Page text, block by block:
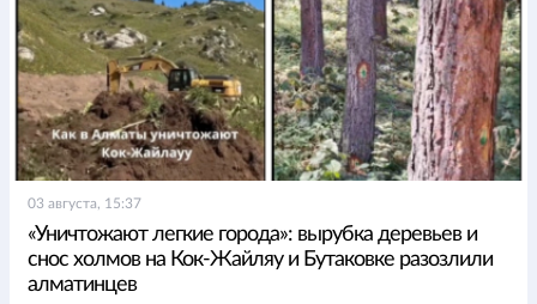
03 августа, 15:37
«Уничтожают легкие города»: вырубка деревьев и
снос холмов на Кок-Жайляу и Бутаковке разозлили
алматинцев